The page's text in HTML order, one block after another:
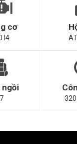
cơ
I4
ngồi
7